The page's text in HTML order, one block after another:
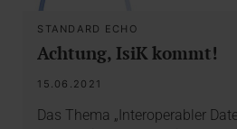
STANDARD ECHO
Achtung, IsiK kommt!
15.06.2021
Das Thema „Interoperabler